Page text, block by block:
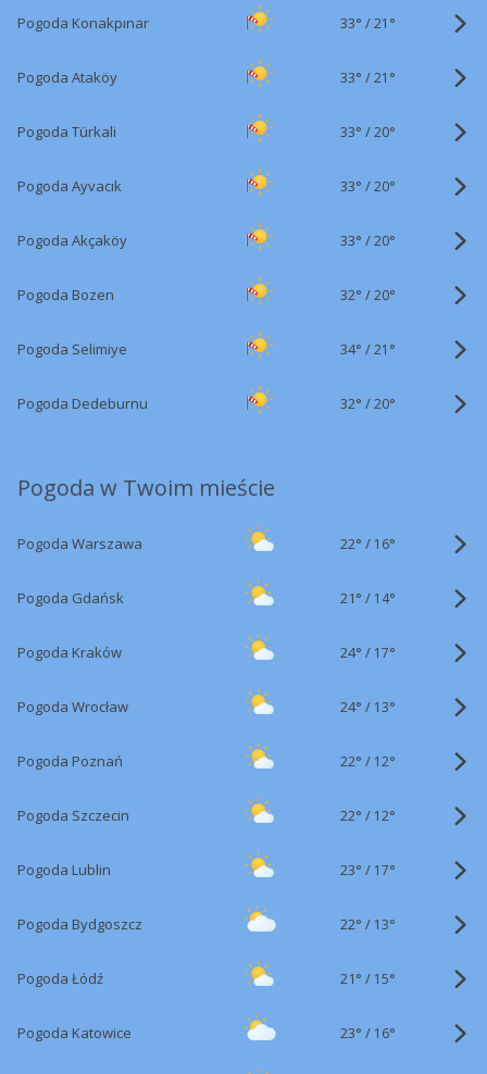
Pogoda Konakpınar 33° /21°
Pogoda Ataköy 33° /21°
Pogoda Türkali 33° /20°
Pogoda Ayvacık 33° /20°
Pogoda Akçaköy 33° /20°
Pogoda Bozen 32° /20°
Pogoda Selimiye 34° /21°
Pogoda Dedeburnu 32° /20°
Pogoda w Twoim mieście
Pogoda Warszawa 22° / 16°
Pogoda Gdańsk 21° / 14°
Pogoda Kraków 24° / 17°
Pogoda Wrocław 24° / 13°
Pogoda Poznań 22° / 12°
Pogoda Szczecin 22° / 12°
Pogoda Lublin 23° / 17°
Pogoda Bydgoszcz 22° / 13°
Pogoda Łódź 21° / 15°
Pogoda Katowice 23° / 16°